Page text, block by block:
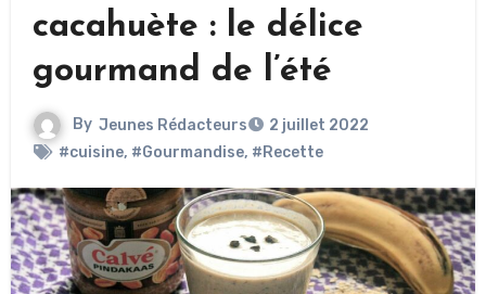
cacahuète : le délice
gourmand de l’été
By Jeunes Rédacteurs
2 juillet 2022
#cuisine, #Gourmandise, #Recette